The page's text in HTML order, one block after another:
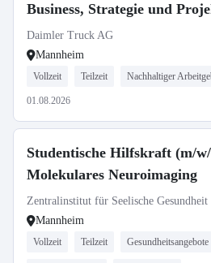
Business, Strategie und
Daimler Truck AG
Mannheim
Vollzeit Teilzeit Nachhaltiger
01.08.2026
Studentische Hilfskraft (m/
Molekulares Neuroimaging
Zentralinstitut für Seelische Gesundheit
Mannheim
Vollzeit Teilzeit Gesundheitsangebote